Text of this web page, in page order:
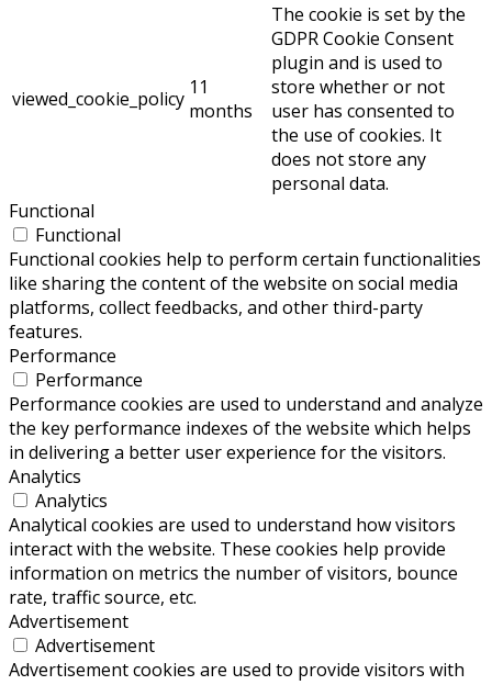
viewed_cookie_policy 11
months
The cookie is set by the
GDPR Cookie Consent
plugin and is used to
store whether or not
user has consented to
the use of cookies. It
does not store any
personal data.
Functional
Functional
Functional cookies help to perform certain functionalities
like sharing the content of the website on social media
platforms, collect feedbacks, and other third-party
features.
Performance
Performance
Performance cookies are used to understand and analyze
the key performance indexes of the website which helps
in delivering a better user experience for the visitors.
Analytics
Analytics
Analytical cookies are used to understand how visitors
interact with the website. These cookies help provide
information on metrics the number of visitors, bounce
rate, traffic source, etc.
Advertisement
Advertisement
Advertisement cookies are used to provide visitors with